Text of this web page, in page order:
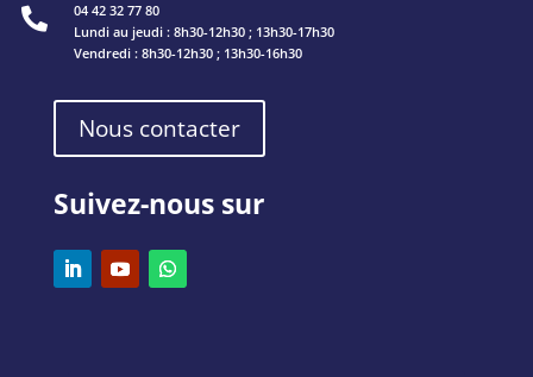

04 42 32 77 80
Lundi au jeudi : 8h30-12h30 ; 13h30-17h30
Vendredi : 8h30-12h30 ; 13h30-16h30
Nous contacter
Suivez-nous sur